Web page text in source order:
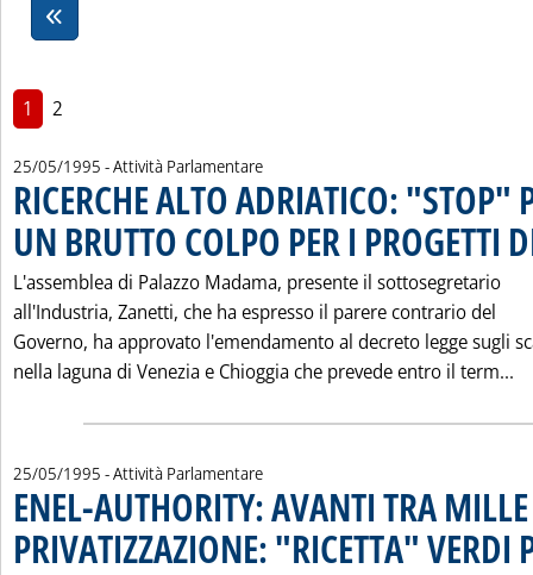
1 2
25/05/1995 - Attività Parlamentare
RICERCHE ALTO ADRIATICO: "STOP"
UN BRUTTO COLPO PER I PROGETTI
L'assemblea di Palazzo Madama, presente il sottosegretario
all'Industria, Zanetti, che ha espresso il parere contrario del
Governo, ha approvato l'emendamento al decreto legge sugli
nella laguna di Venezia e Chioggia che prevede entro il term...
25/05/1995 - Attività Parlamentare
ENEL-AUTHORITY: AVANTI TRA
PRIVATIZZAZIONE: "RICETTA" VERDI